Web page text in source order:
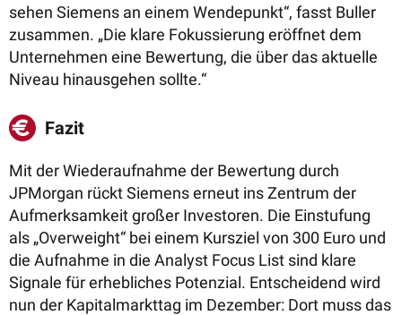
sehen Siemens an einem Wendepunkt“, fasst Buller
zusammen. „Die klare Fokussierung eröffnet dem
Unternehmen eine Bewertung, die über das aktuelle
Niveau hinausgehen sollte.“
Fazit
Mit der Wiederaufnahme der Bewertung durch
JPMorgan rückt Siemens erneut ins Zentrum der
Aufmerksamkeit großer Investoren. Die Einstufung
als „Overweight“ bei einem Kursziel von 300 Euro und
die Aufnahme in die Analyst Focus List sind klare
Signale für erhebliches Potenzial. Entscheidend wird
nun der Kapitalmarkttag im Dezember: Dort muss das